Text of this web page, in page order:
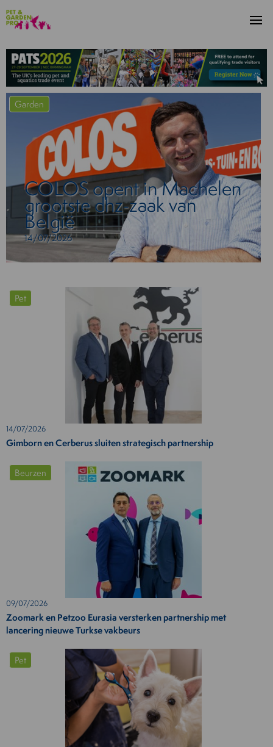
Garden
COLOS opent in Machelen
grootste dhz-zaak van
België
14/07/2026
Pet
14/07/2026
Gimborn en Cerberus sluiten strategisch partnership
Beurzen
09/07/2026
Zoomark en Petzoo Eurasia versterken partnership met
lancering nieuwe Turkse vakbeurs
Pet